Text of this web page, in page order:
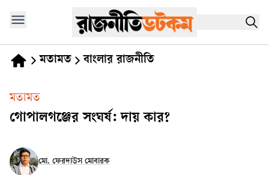
মতামত বাংলার রাজনীতি
মতামত
গোপালগঞ্জের সংঘর্ষ: দায় কার?
মো. ফেরদাউস মোবারক